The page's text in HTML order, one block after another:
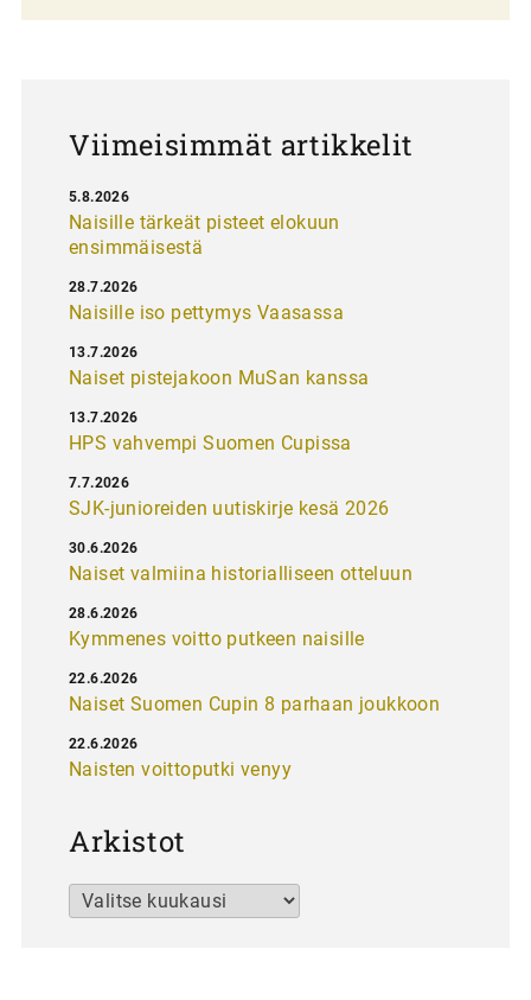
Viimeisimmät artikkelit
Naisille tärkeät pisteet elokuun
ensimmäisestä
5.8.2026
Naisille iso pettymys Vaasassa
28.7.2026
Naiset pistejakoon MuSan kanssa
13.7.2026
HPS vahvempi Suomen Cupissa
13.7.2026
SJK-junioreiden uutiskirje kesä 2026
7.7.2026
Naiset valmiina historialliseen otteluun
30.6.2026
Kymmenes voitto putkeen naisille
28.6.2026
Naiset Suomen Cupin 8 parhaan joukkoon
22.6.2026
Naisten voittoputki venyy
22.6.2026
Arkistot
Arkistot